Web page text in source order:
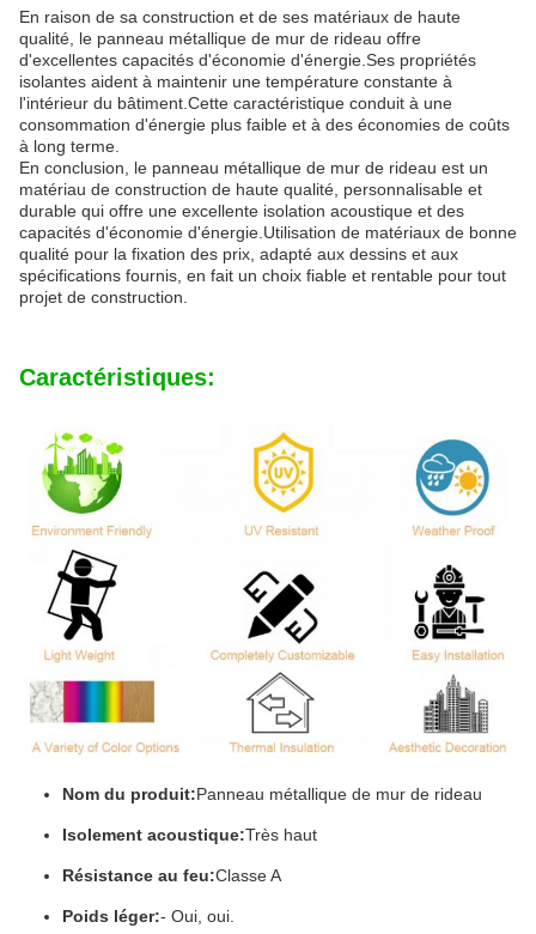
En raison de sa construction et de ses matériaux de haute
qualité, le panneau métallique de mur de rideau offre
d'excellentes capacités d'économie d'énergie.Ses propriétés
isolantes aident à maintenir une température constante à
l'intérieur du bâtiment.Cette caractéristique conduit à une
consommation d'énergie plus faible et à des économies de coûts
à long terme.
En conclusion, le panneau métallique de mur de rideau est un
matériau de construction de haute qualité, personnalisable et
durable qui offre une excellente isolation acoustique et des
capacités d'économie d'énergie.Utilisation de matériaux de bonne
qualité pour la fixation des prix, adapté aux dessins et aux
spécifications fournis, en fait un choix fiable et rentable pour tout
projet de construction.
Caractéristiques:
Nom du produit:Panneau métallique de mur de rideau
Isolement acoustique:Très haut
Résistance au feu:Classe A
Poids léger:- Oui, oui.